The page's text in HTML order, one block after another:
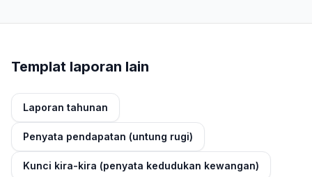
Templat laporan lain
Laporan tahunan
Penyata pendapatan (untung rugi)
Kunci kira-kira (penyata kedudukan kewangan)